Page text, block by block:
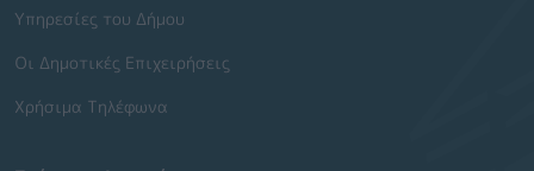
Υπηρεσίες του Δήμου
Οι Δημοτικές Επιχειρήσεις
Χρήσιμα Τηλέφωνα